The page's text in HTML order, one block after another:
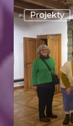
Projekty
FABRIC